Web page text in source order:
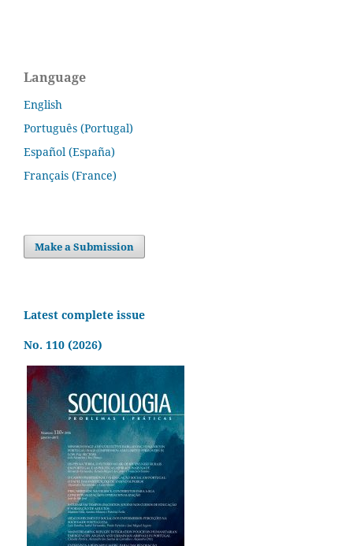
Language
English
Português (Portugal)
Español (España)
Français (France)
Make a Submission
Latest complete issue
No. 110 (2026)